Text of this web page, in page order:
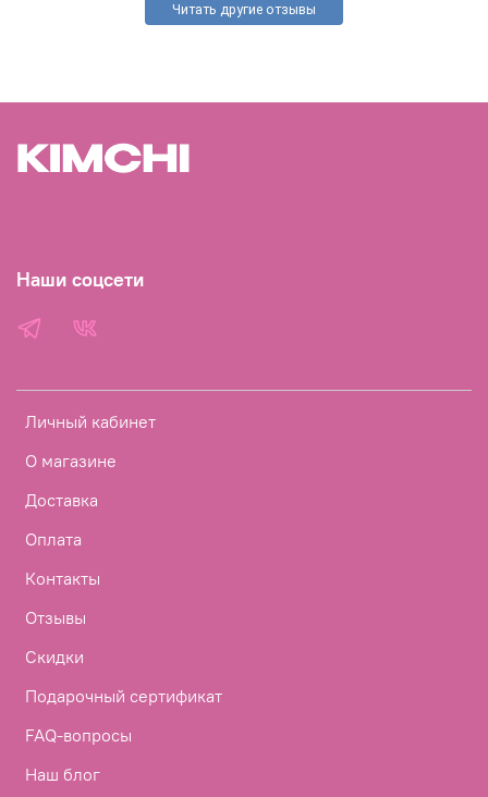
Читать другие отзывы
Личный кабинет
О магазине
Доставка
Оплата
Контакты
Отзывы
Скидки
Подарочный сертификат
FAQ-вопросы
Наш блог
Наши соцсети